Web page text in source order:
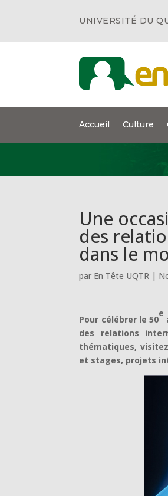
UNIVERSITÉ DU
Accueil Culture
Une
des
dans le
par En Tête UQTR |
Pour célébrer le 50
e
des relations
thématiques,
et stages, projets